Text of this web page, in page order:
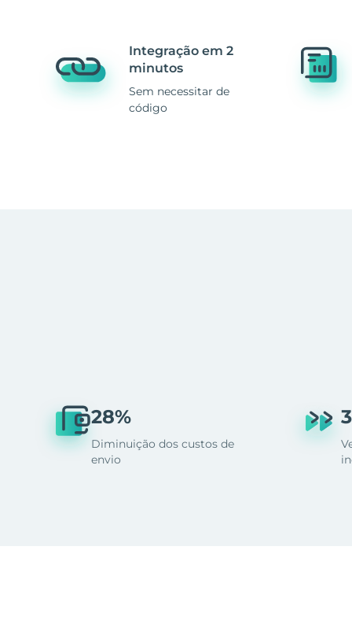
Integração em 2
minutos
Sem necessitar de
código
28%
Diminuição dos custos de
envio